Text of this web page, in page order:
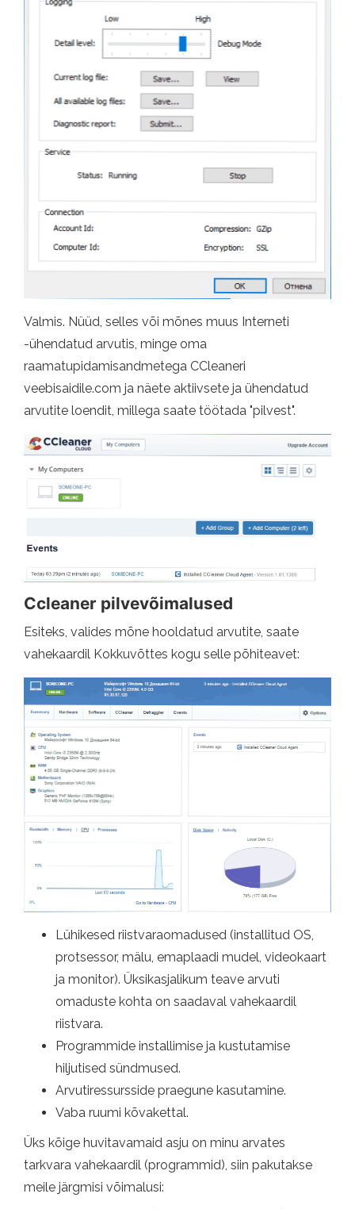
Valmis. Nüüd, selles või mõnes muus Interneti
-ühendatud arvutis, minge oma
raamatupidamisandmetega CCleaneri
veebisaidile.com ja näete aktiivsete ja ühendatud
arvutite loendit, millega saate töötada "pilvest".
Ccleaner pilvevõimalused
Esiteks, valides mõne hooldatud arvutite, saate
vahekaardil Kokkuvõttes kogu selle põhiteavet:
Lühikesed riistvaraomadused (installitud OS,
protsessor, mälu, emaplaadi mudel, videokaart
ja monitor). Üksikasjalikum teave arvuti
omaduste kohta on saadaval vahekaardil
riistvara.
Programmide installimise ja kustutamise
hiljutised sündmused.
Arvutiressursside praegune kasutamine.
Vaba ruumi kõvakettal.
Üks kõige huvitavamaid asju on minu arvates
tarkvara vahekaardil (programmid), siin pakutakse
meile järgmisi võimalusi: